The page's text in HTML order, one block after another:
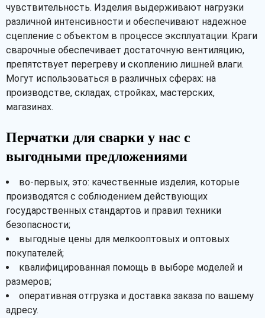
чувствительность. Изделия выдерживают нагрузки
различной интенсивности и обеспечивают надежное
сцепление с объектом в процессе эксплуатации. Краги
сварочные обеспечивает достаточную вентиляцию,
препятствует перегреву и скоплению лишней влаги.
Могут использоваться в различных сферах: на
производстве, складах, стройках, мастерских,
магазинах.
Перчатки для сварки у нас с
выгодными предложениями
во-первых, это: качественные изделия, которые
производятся с соблюдением действующих
государственных стандартов и правил техники
безопасности;
выгодные цены для мелкооптовых и оптовых
покупателей;
квалифицированная помощь в выборе моделей и
размеров;
оперативная отгрузка и доставка заказа по вашему
адресу.